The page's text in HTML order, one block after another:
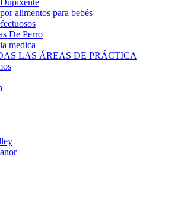
alimentos para bebés
De Perro
medica
LAS ÁREAS DE PRÁCTICA